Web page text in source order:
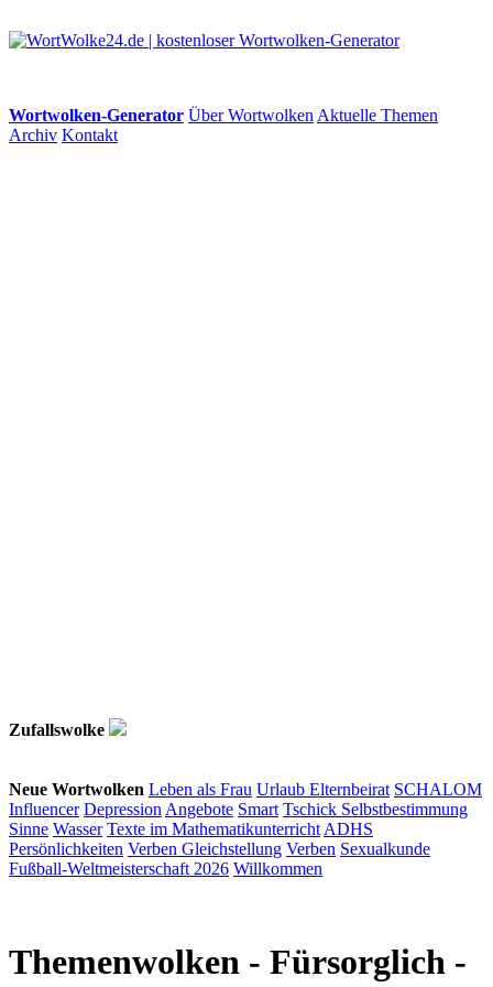
Wortwolken-Generator Über Wortwolken Aktuelle Themen
Archiv Kontakt
Zufallswolke
Neue Wortwolken Leben als Frau Urlaub Elternbeirat SCHALOM
Influencer Depression Angebote Smart Tschick Selbstbestimmung
Sinne Wasser Texte im Mathematikunterricht ADHS
Persönlichkeiten Verben Gleichstellung Verben Sexualkunde
Fußball-Weltmeisterschaft 2026 Willkommen
Themenwolken - Fürsorglich -